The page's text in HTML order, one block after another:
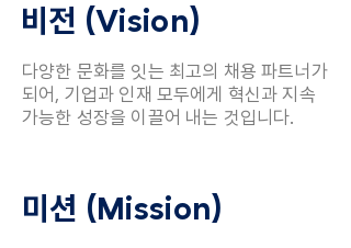
비전 (Vision)
다양한 문화를 잇는 최고의 채용 파트너가
되어, 기업과 인재 모두에게 혁신과 지속
가능한 성장을 이끌어 내는 것입니다.
미션 (Mission)